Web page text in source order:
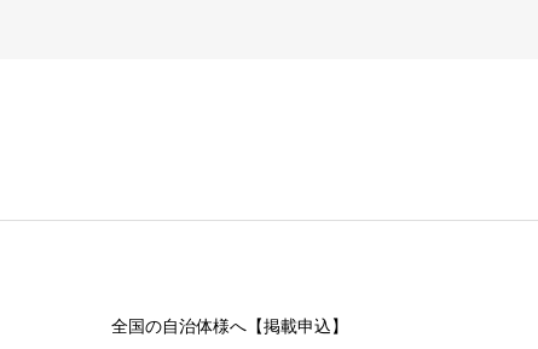
全国の自治体様へ【掲載申込】